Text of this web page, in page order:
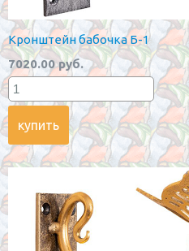
Кронштейн бабочка Б-1
7020.00 руб.